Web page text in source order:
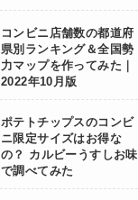
コンビニ店舗数の都道府
県別ランキング＆全国勢
力マップを作ってみた｜
2022年10月版
ポテトチップスのコンビ
ニ限定サイズはお得な
の？ カルビーうすしお味
で調べてみた